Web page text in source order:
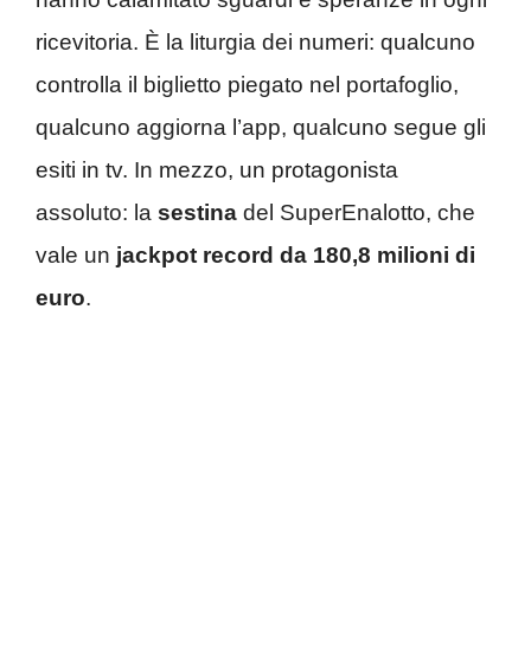
ricevitoria. È la liturgia dei numeri: qualcuno
controlla il biglietto piegato nel portafoglio,
qualcuno aggiorna l’app, qualcuno segue gli
esiti in tv. In mezzo, un protagonista
assoluto: la sestina del SuperEnalotto, che
vale un jackpot record da 180,8 milioni di
euro.